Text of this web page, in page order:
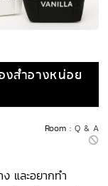
งสำอางหน่อย
Room : Q & A
และอยากทำ